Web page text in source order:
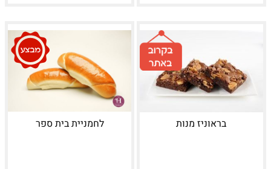
בראוניז מנות לחמניית בית ספר